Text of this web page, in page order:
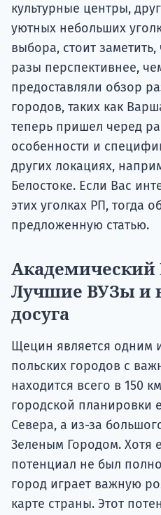
культурные центры,
уютных небольших
выбора, стоит заметить,
разы перспективнее,
предоставляли обзор
городов, таких как
теперь пришел черед
особенности и
других локациях,
Белостоке. Если Вас
этих уголках РП, тогда
предложенную статью.
Лучшие ВУЗы и
досуга
Щецин является одним
польских городов с
находится всего в 150
городской планировки
Севера, а из-за
Зеленым Городом. Хотя
потенциал не был
город играет важную
карте страны. Этот